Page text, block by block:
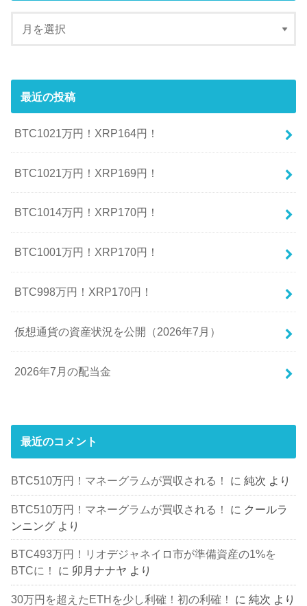
最近の投稿
BTC1021万円！XRP164円！
BTC1021万円！XRP169円！
BTC1014万円！XRP170円！
BTC1001万円！XRP170円！
BTC998万円！XRP170円！
仮想通貨の資産状況を公開（2026年7月）
2026年7月の配当金
最近のコメント
BTC510万円！マネーグラムが買収される！ に純次 より
BTC510万円！マネーグラムが買収される！ に クールラ
ンニング より
BTC493万円！リオデジャネイロ市が準備資産の1%を
BTCに！
に 卯月ナナヤ より
30万円を超えたETHを少し利確！初の利確！ に純次 より